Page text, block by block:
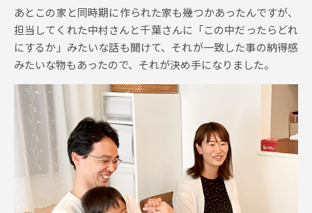
あとこの家と同時期に作られた家も幾つかあったんですが、
担当してくれた中村さんと千葉さんに「この中だったらどれ
にするか」みたいな話も聞けて、それが一致した事の納得感
みたいな物もあったので、それが決め手になりました。